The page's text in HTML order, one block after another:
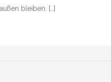
bleiben. […]